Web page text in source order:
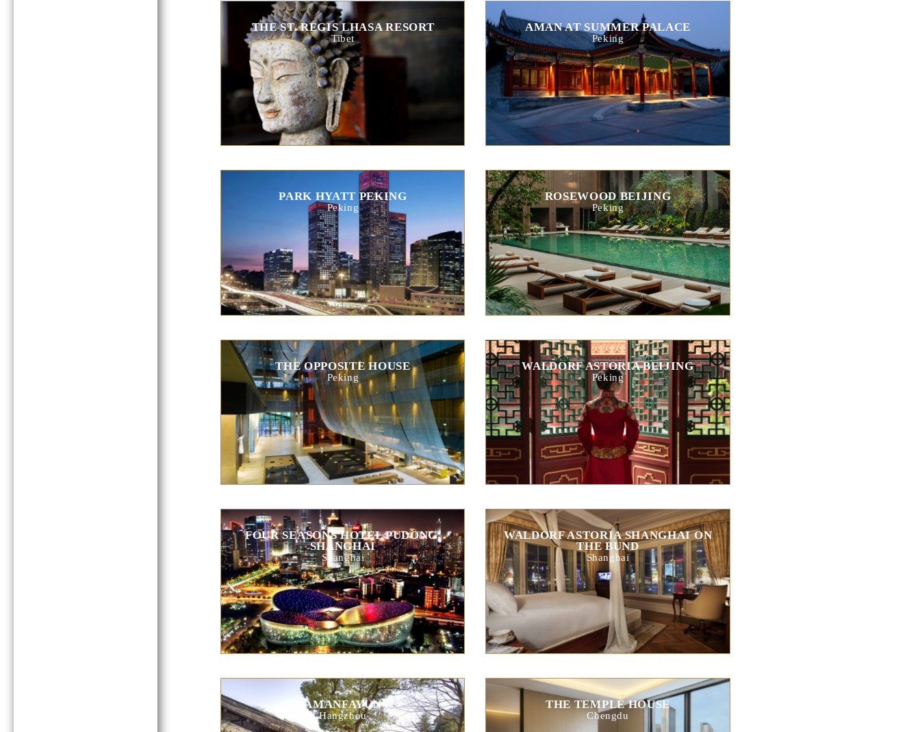
THE ST. REGIS LHASA RESORT
Tibet
AMAN AT SUMMER PALACE
Peking
PARK HYATT PEKING
Peking
ROSEWOOD BEIJING
Peking
THE OPPOSITE HOUSE
Peking
WALDORF ASTORIA BEIJING
Peking
FOUR SEASONS HOTEL PUDONG,
SHANGHAI
Shanghai
WALDORF ASTORIA SHANGHAI ON
THE BUND
Shanghai
AMANFAYUN
Hangzhou
THE TEMPLE HOUSE
Chengdu